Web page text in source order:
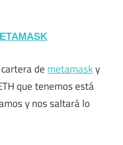
de metamasky
que tenemos está
y nos saltará lo